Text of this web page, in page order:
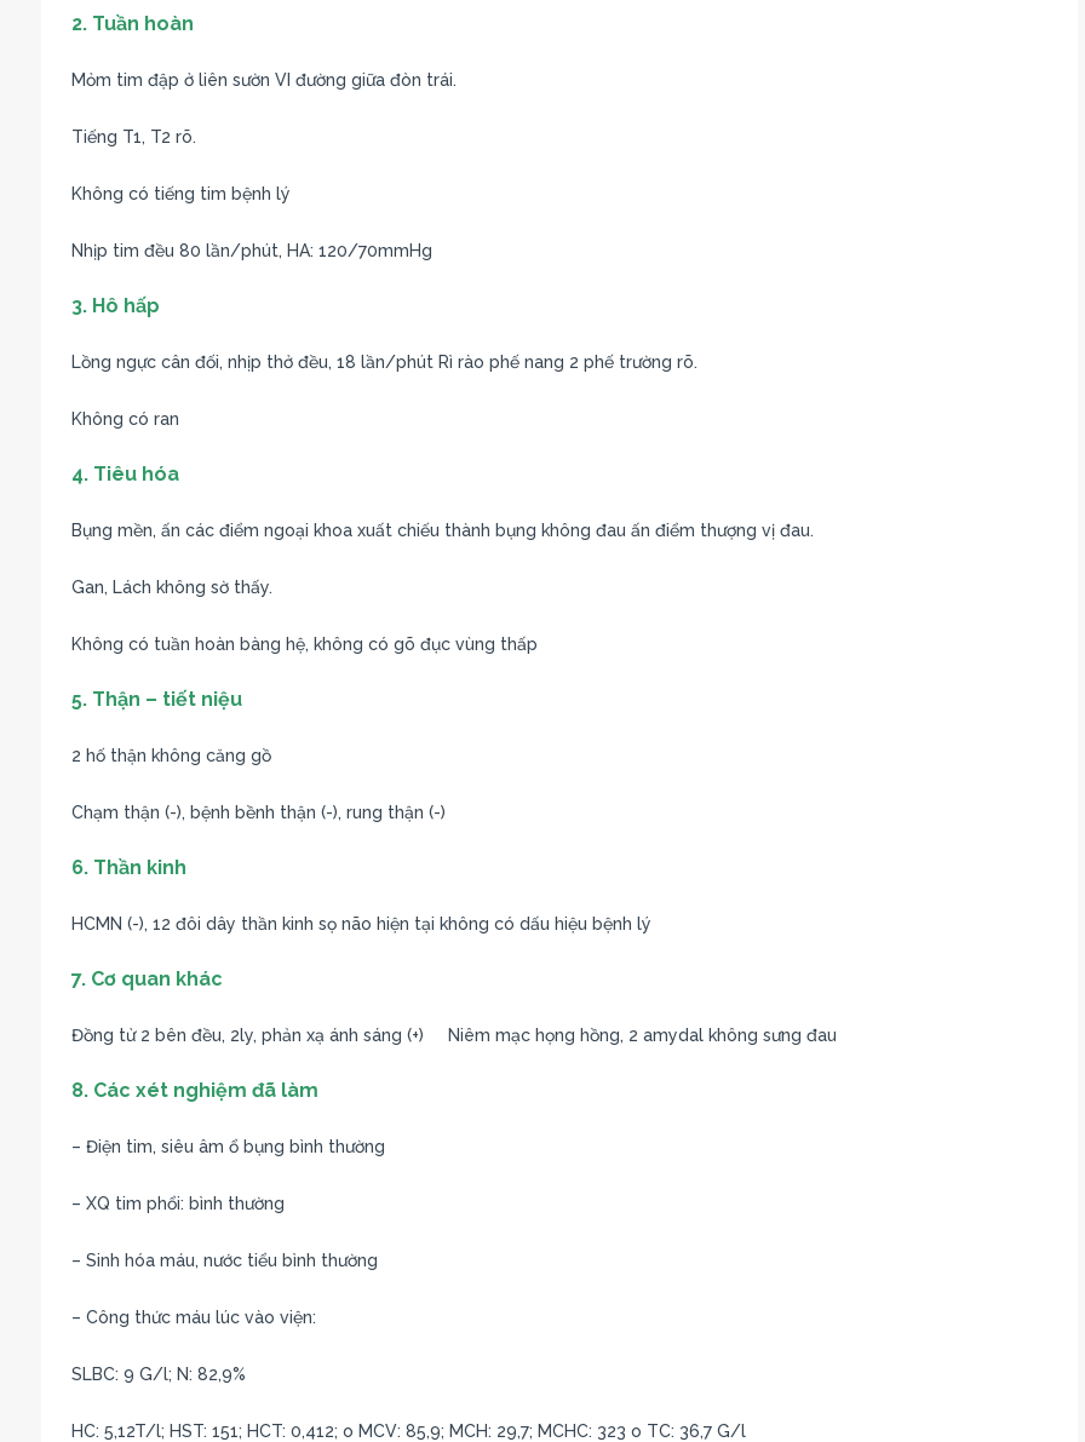
2. Tuần hoàn
Mỏm tim đập ở liên sườn VI đường giữa đòn trái.
Tiếng T1, T2 rõ.
Không có tiếng tim bệnh lý
Nhịp tim đều 80 lần/phút, HA: 120/70mmHg
3. Hô hấp
Lồng ngực cân đối, nhịp thở đều, 18 lần/phút Rì rào phế nang 2 phế trường rõ.
Không có ran
4. Tiêu hóa
Bụng mền, ấn các điểm ngoại khoa xuất chiếu thành bụng không đau ấn điểm thượng vị đau.
Gan, Lách không sờ thấy.
Không có tuần hoàn bàng hệ, không có gõ đục vùng thấp
5. Thận – tiết niệu
2 hố thận không căng gồ
Chạm thận (-), bệnh bềnh thận (-), rung thận (-)
6. Thần kinh
HCMN (-), 12 đôi dây thần kinh sọ não hiện tại không có dấu hiệu bệnh lý
7. Cơ quan khác
Đồng tử 2 bên đều, 2ly, phản xạ ánh sáng (+) Niêm mạc họng hồng, 2 amydal không sưng đau
8. Các xét nghiệm đã làm
– Điện tim, siêu âm ổ bụng bình thường
– XQ tim phổi: bình thường
– Sinh hóa máu, nước tiểu bình thường
– Công thức máu lúc vào viện:
SLBC: 9 G/l; N: 82,9%
HC: 5,12T/l; HST: 151; HCT: 0,412; o MCV: 85,9; MCH: 29,7; MCHC: 323 o TC: 36,7 G/l